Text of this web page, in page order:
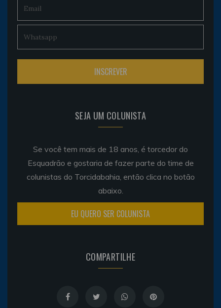
SEJA UM COLUNISTA
Se você tem mais de 18 anos, é torcedor do
Esquadrão e gostaria de fazer parte do time de
colunistas do Torcidabahia, então clica no botão
abaixo.
EU QUERO SER COLUNISTA
COMPARTILHE